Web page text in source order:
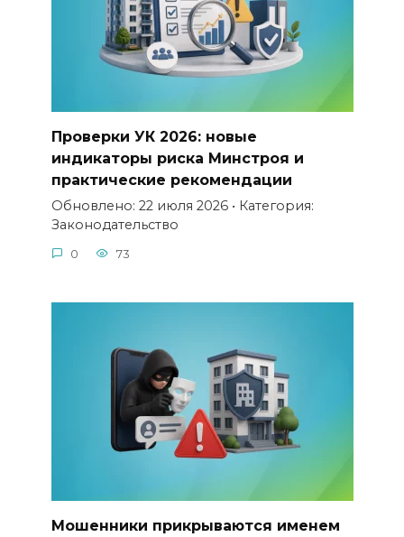
Проверки УК 2026: новые
индикаторы риска Минстроя и
практические рекомендации
Обновлено: 22 июля 2026 • Категория:
Законодательство
0 73
Мошенники прикрываются именем